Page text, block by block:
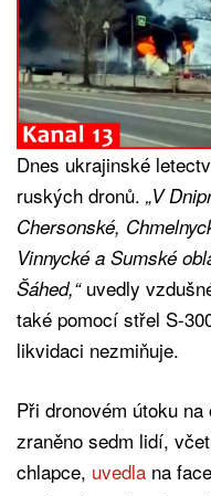
Dnes ukrajinské
ruských dronů. „V
Chersonské,
Vinnycké a Sumské
Šáhed,“uvedly
také pomocí střel S-
likvidaci nezmiňuje.
Při dronovém útoku
zraněno sedm lidí,
chlapce, uvedla na